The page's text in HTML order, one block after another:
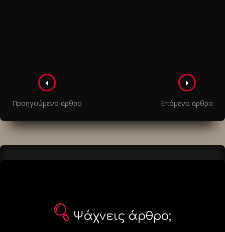
Πλοήγηση
στα
άρθρα
Προηγούμενο άρθρο Επόμενο άρθρο
Ψάχνεις άρθρο;